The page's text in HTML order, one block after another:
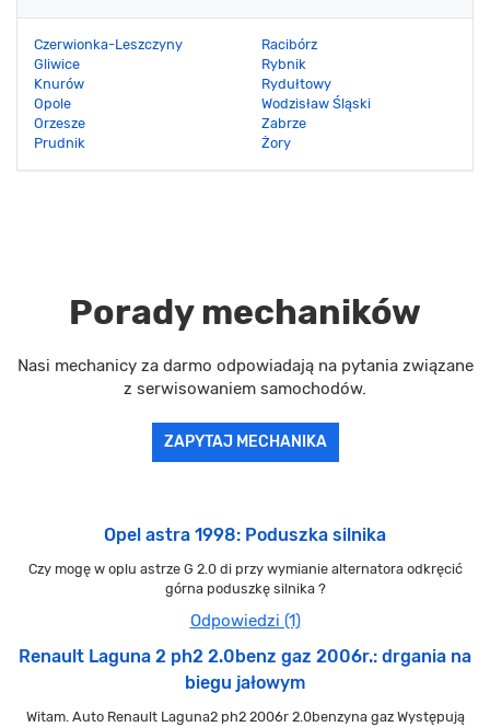
Czerwionka-Leszczyny
Gliwice
Knurów
Opole
Orzesze
Prudnik
Racibórz
Rybnik
Rydułtowy
Wodzisław Śląski
Zabrze
Żory
Porady mechaników
Nasi mechanicy za darmo odpowiadają na pytania związane
z serwisowaniem samochodów.
ZAPYTAJ MECHANIKA
Opel astra 1998: Poduszka silnika
Czy mogę w oplu astrze G 2.0 di przy wymianie alternatora odkręcić
górna poduszkę silnika ?
Odpowiedzi (1)
Renault Laguna 2 ph2 2.0benz gaz 2006r.: drgania na
biegu jałowym
Witam. Auto Renault Laguna2 ph2 2006r 2.0benzyna gaz Występują